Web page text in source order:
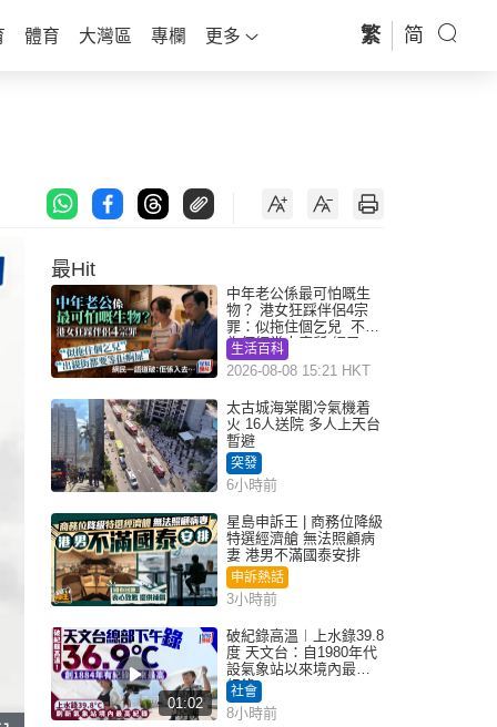
體育 大灣區 專欄 更多 繁 简
最Hit
中年老公係最可怕嘅生
物？ 港女狂踩伴侶4宗
罪：似拖住個乞兒 不解
為何經常去廁所 網民一
語道破
生活百科
2026-08-08 15:21 HKT
太古城海棠閣冷氣機着
火 16人送院 多人上天台
暫避
突發
6小時前
星島申訴王 | 商務位降級
特選經濟艙 無法照顧病
妻 港男不滿國泰安排
申訴熱話
3小時前
01:02
破紀錄高溫︱上水錄39.8
度 天文台：自1980年代
設氣象站以來境內最高
紀錄
社會
8小時前